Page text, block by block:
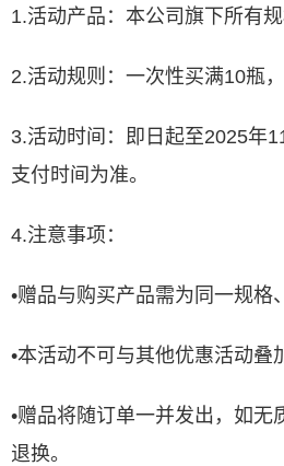
1.活动产品：本公司旗下所有规
2.活动规则：一次性买满10瓶，
3.活动时间：即日起至2025年
支付时间为准。
4.注意事项：
•赠品与购买产品需为同一规格
•本活动不可与其他优惠活动叠
•赠品将随订单一并发出，如无
退换。